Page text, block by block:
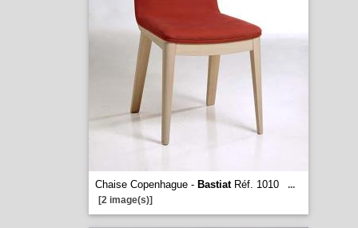
Chaise Copenhague - BastiatRéf. 1010
...
[2 image(s)]